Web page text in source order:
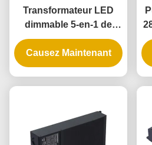
Transformateur LED
dimmable 5-en-1 de
192W avec indice IP65
pour applications de
gradation de phase
Causez Maintenant